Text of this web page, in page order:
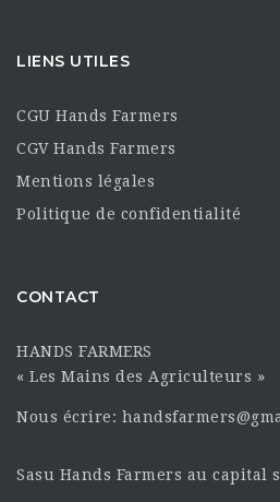
LIENS UTILES
CGU Hands Farmers
CGV Hands Farmers
Mentions légales
Politique de confidentialité
CONTACT
HANDS FARMERS
« Les Mains des Agriculteurs »
Nous écrire:
Sasu Hands Farmers au capital